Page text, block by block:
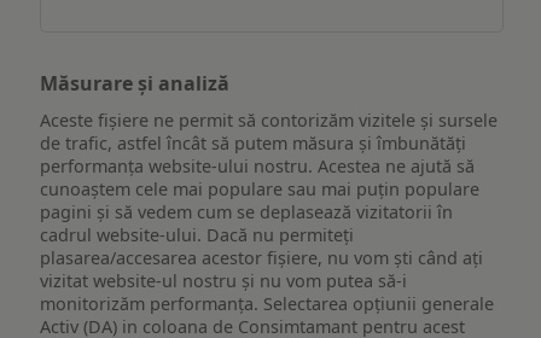
Măsurare și analiză
Aceste fișiere ne permit să contorizăm vizitele și sursele
de trafic, astfel încât să putem măsura și îmbunătăți
performanța website-ului nostru. Acestea ne ajută să
cunoaștem cele mai populare sau mai puțin populare
pagini și să vedem cum se deplasează vizitatorii în
cadrul website-ului. Dacă nu permiteți
plasarea/accesarea acestor fișiere, nu vom ști când ați
vizitat website-ul nostru și nu vom putea să-i
monitorizăm performanța. Selectarea opțiunii generale
Activ (DA) in coloana de Consimtamant pentru acest